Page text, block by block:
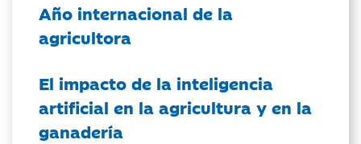
Año internacional de la
agricultora
El impacto de la inteligencia
artificial en la agricultura y en la
ganadería